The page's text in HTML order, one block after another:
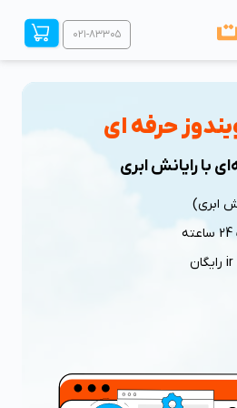
۰۲۱-۸۳۳۰۵
حرفه ای
با رایانش ابری
در ماه
1 ساله
تومان
اندازی:رایگان